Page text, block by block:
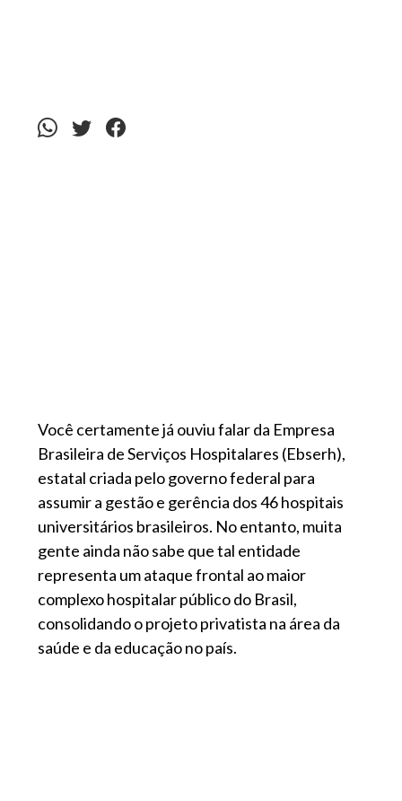
Você certamente já ouviu falar da Empresa
Brasileira de Serviços Hospitalares (Ebserh),
estatal criada pelo governo federal para
assumir a gestão e gerência dos 46 hospitais
universitários brasileiros. No entanto, muita
gente ainda não sabe que tal entidade
representa um ataque frontal ao maior
complexo hospitalar público do Brasil,
consolidando o projeto privatista na área da
saúde e da educação no país.